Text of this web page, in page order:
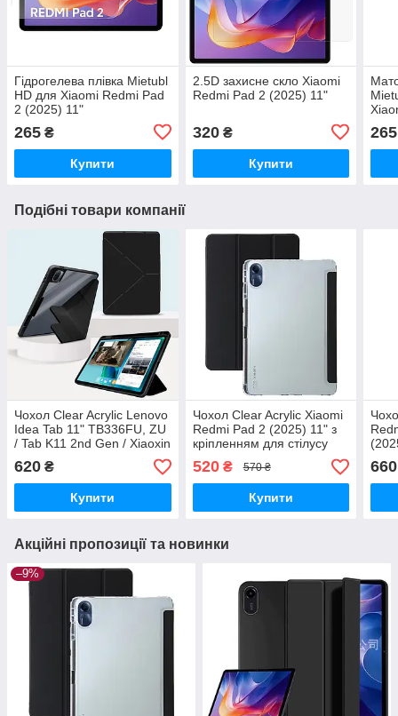
Гідрогелева плівка Mietubl
HD для Xiaomi Redmi Pad
2 (2025) 11"
265 ₴
Купити
2.5D захисне скло Xiaomi
Redmi Pad 2 (2025) 11"
320₴
Купити
265
Подібні товари компанії
Чохол Clear Acrylic Lenovo
Idea Tab 11" TB336FU, ZU
/ Tab K11 2nd Gen / Xiaoxin
Pad 2025 з магнітною
застібкою Чорний
620 ₴
Купити
Чохол Clear Acrylic Xiaomi
Redmi Pad 2 (2025) 11" з
кріпленням для стілусу
Чорний
520₴ 570 ₴
Купити
660
Акційні пропозиції та новинки
–9%